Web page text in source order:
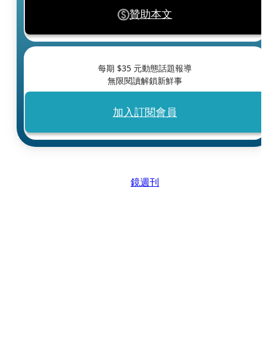
贊助本文
每期 $35 元動態話題報導
無限閱讀解鎖新鮮事
加入訂閱會員
鏡週刊